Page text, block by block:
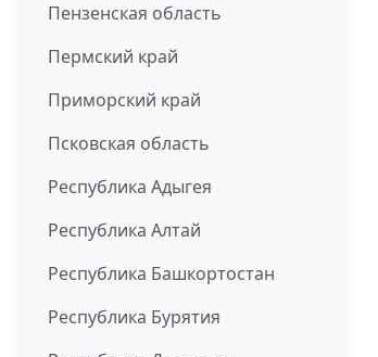
Пензенская область
Пермский край
Приморский край
Псковская область
Республика Адыгея
Республика Алтай
Республика Башкортостан
Республика Бурятия